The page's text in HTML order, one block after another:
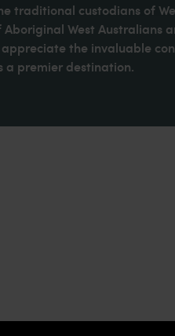
traditional custodians of
West Australians
the invaluable
a premier destination.